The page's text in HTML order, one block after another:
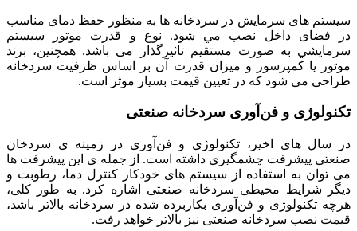
سيستم‌ های سرمایش در سردخانه ها به منظور حفظ دمای مناسب
در فضای داخل نصب مي شود. نوع و قدرت موتور سيستم
سرمايشي به صورت مستقيم تاثيرگذار می باشد. همچنین، برند
موتور یا کمپرسور و میزان قدرت آن بر اساس ظرفیت سردخانه
طراحی می شود که در تعیین قیمت بسیار موثر است.
تکنولوژی‌ و فن‌آوری‌ سردخانه صنعتی
در سال‌ های اخیر، تکنولوژی و فن‌آوری در زمینه ی سردخان
صنعتی پیشرفت چشمگیری داشته است. از جمله ی این پیشرفت‌ ها
می‌ توان به استفاده از سیستم‌ های خودکار کنترل دما، رطوبت و
دیگر شرایط محیطی سردخانه صنعتی اشاره کرد. به طور کلی،
هرچه تکنولوژی و فن‌آوری بکاربرده شده در سردخانه بالاتر باشد،
قیمت نصب سردخانه صنعتی نیز بالاتر خواهد رفت.